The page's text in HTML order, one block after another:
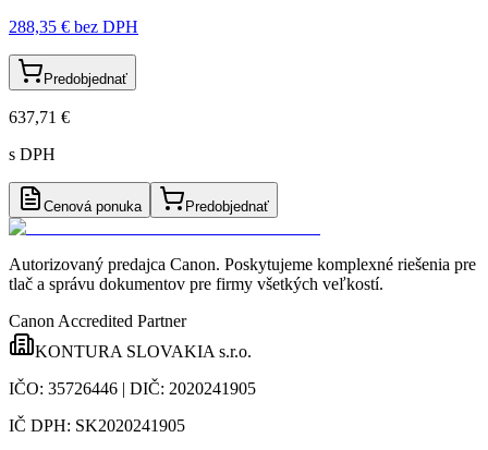
288,35 € bez DPH
Predobjednať
637,71 €
s DPH
Cenová ponuka Predobjednať
Autorizovaný predajca Canon. Poskytujeme komplexné riešenia pre
tlač a správu dokumentov pre firmy všetkých veľkostí.
Canon Accredited Partner
KONTURA SLOVAKIA s.r.o.
IČO: 35726446 | DIČ: 2020241905
IČ DPH: SK2020241905